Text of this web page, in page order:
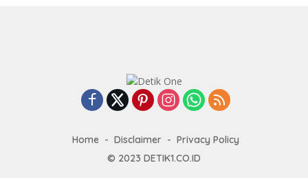
Home Disclaimer
Privacy Policy
© 2023 DETIK1.CO.ID